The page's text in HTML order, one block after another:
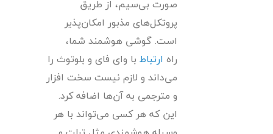
صورت بی‌سیم، از طریق
پروتکل‌های مذبور امکان‌پذیر
است. گوشی هوشمند شما،
راه ارتباط با وای فای و بلوتوث را
می‌داند و لازم نیست سخت افزار
و مترجمی به آن‌ها اضافه کرد.
این که هر کسی می‌تواند با هر